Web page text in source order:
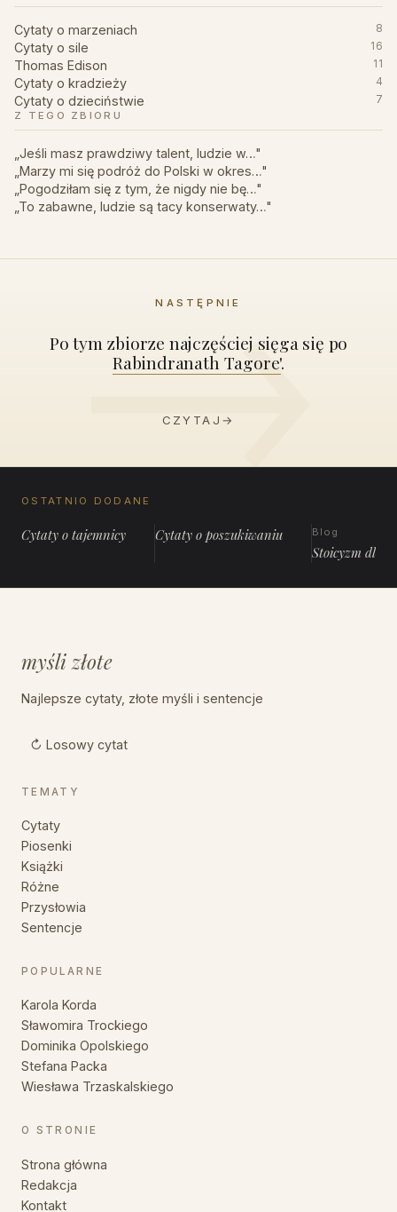
Cytaty o marzeniach 8
Cytaty o sile 16
Thomas Edison 11
Cytaty o kradzieży 4
Cytaty o dzieciństwie
7
Z TEGO ZBIORU
„Jeśli masz prawdziwy talent, ludzie w…"
„Marzy mi się podróż do Polski w okres…"
„Pogodziłam się z tym, że nigdy nie bę…"
„To zabawne, ludzie są tacy konserwaty…"
NASTĘPNIE
Po tym zbiorze najczęściej sięga się po
Rabindranath Tagore'.
CZYTAJ →
OSTATNIO DODANE
Cytaty o tajemnicy Cytaty o poszukiwaniu Blog
Stoicyzm dla
myśli złote
Najlepsze cytaty, złote myśli i sentencje
↻ Losowy cytat
TEMATY
Cytaty
Piosenki
Książki
Różne
Przysłowia
Sentencje
POPULARNE
Karola Korda
Sławomira Trockiego
Dominika Opolskiego
Stefana Packa
Wiesława Trzaskalskiego
O STRONIE
Strona główna
Redakcja
Kontakt